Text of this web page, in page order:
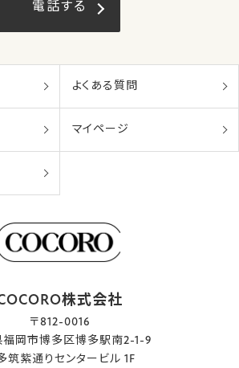
電話する
よくある質問
マイページ
株式会社
〒812-0016
福岡市博多区博多駅南2-1-9
筑紫通りセンタービル 1F